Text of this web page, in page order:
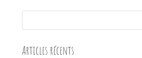
Articles récents